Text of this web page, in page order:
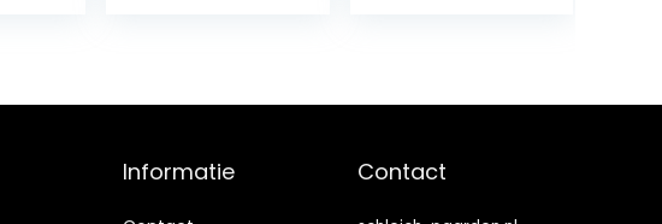
tot 12 jaar
Informatie Contact